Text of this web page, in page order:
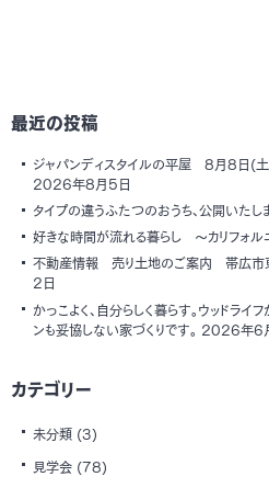
最近の投稿
ジャパンディスタイルの平屋 8月8日(
2026年8月5日
タイプの違うふたつのおうち、公開いたし
好きな時間が流れる暮らし ～カリフォル
不動産情報 売り土地のご案内 帯広
2日
かっこよく、自分らしく暮らす。ウッドラ
ンも妥協しない家づくりです。 2026年6
カテゴリー
未分類 (3)
見学会 (78)